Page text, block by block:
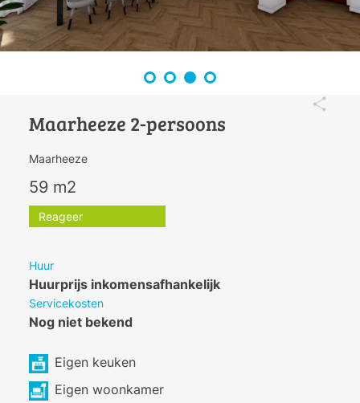
Maarheeze 2-persoons
Maarheeze
59 m2
Reageer
Huur
Huurprijs inkomensafhankelijk
Servicekosten
Nog niet bekend
Eigen keuken
Eigen woonkamer